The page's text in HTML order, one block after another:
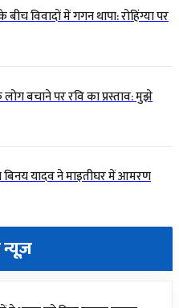
बीच विवादों में गगन थापा: रोहिंग्या पर
लोग बचाने पर रवि का प्रस्ताव: मुझे
बिनय यादव ने माइतीघर में आमरण
न्यूज़